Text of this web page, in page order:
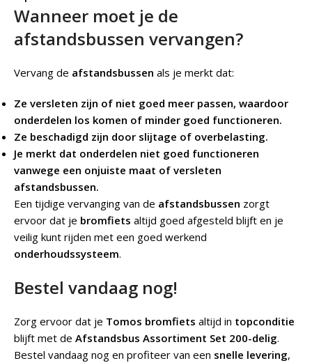
Wanneer moet je de
afstandsbussen vervangen?
Vervang de afstandsbussen als je merkt dat:
Ze versleten zijn of niet goed meer passen, waardoor
onderdelen los komen of minder goed functioneren.
Ze beschadigd zijn door slijtage of overbelasting.
Je merkt dat onderdelen niet goed functioneren
vanwege een onjuiste maat of versleten
afstandsbussen.
Een tijdige vervanging van de afstandsbussen zorgt
ervoor dat je bromfiets altijd goed afgesteld blijft en je
veilig kunt rijden met een goed werkend
onderhoudssysteem.
Bestel vandaag nog!
Zorg ervoor dat je Tomos bromfiets altijd in topconditie
blijft met de Afstandsbus Assortiment Set 200-delig.
Bestel vandaag nog en profiteer van een snelle levering,